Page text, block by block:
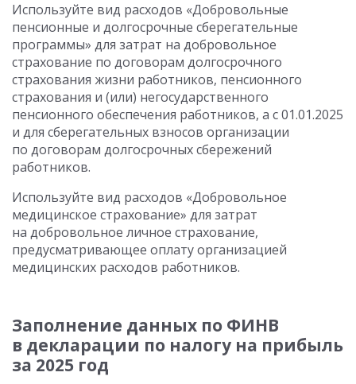
Используйте вид расходов «Добровольные
пенсионные и долгосрочные сберегательные
программы» для затрат на добровольное
страхование по договорам долгосрочного
страхования жизни работников, пенсионного
страхования и (или) негосударственного
пенсионного обеспечения работников, а с 01.01.2025
и для сберегательных взносов организации
по договорам долгосрочных сбережений
работников.
Используйте вид расходов «Добровольное
медицинское страхование» для затрат
на добровольное личное страхование,
предусматривающее оплату организацией
медицинских расходов работников.
Заполнение данных по ФИНВ
в декларации по налогу на прибыль
за 2025 год